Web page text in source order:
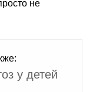
не
у детей